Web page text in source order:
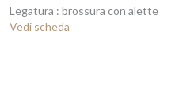
Legatura : brossura con alette
Vedi scheda